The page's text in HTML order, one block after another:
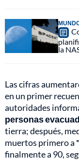
la
Las cifras
en un primer
autoridades
personas
tierra; después,
muertos primero a
finalmente a 90,